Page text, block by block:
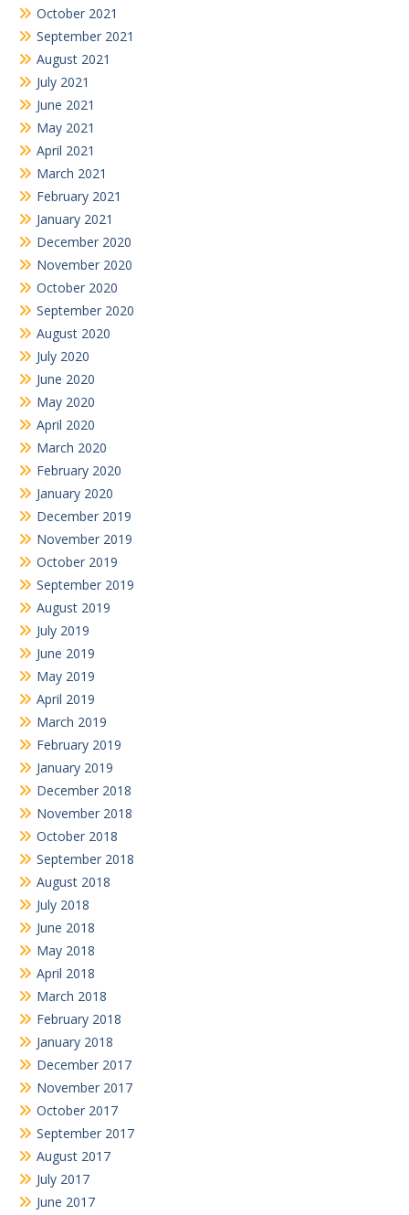
October 2021
September 2021
August 2021
July 2021
June 2021
May 2021
April 2021
March 2021
February 2021
January 2021
December 2020
November 2020
October 2020
September 2020
August 2020
July 2020
June 2020
May 2020
April 2020
March 2020
February 2020
January 2020
December 2019
November 2019
October 2019
September 2019
August 2019
July 2019
June 2019
May 2019
April 2019
March 2019
February 2019
January 2019
December 2018
November 2018
October 2018
September 2018
August 2018
July 2018
June 2018
May 2018
April 2018
March 2018
February 2018
January 2018
December 2017
November 2017
October 2017
September 2017
August 2017
July 2017
June 2017